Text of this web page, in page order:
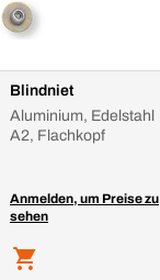
Blindniet
Aluminium, Edelstahl
A2, Flachkopf
Anmelden, um Preise zu
sehen